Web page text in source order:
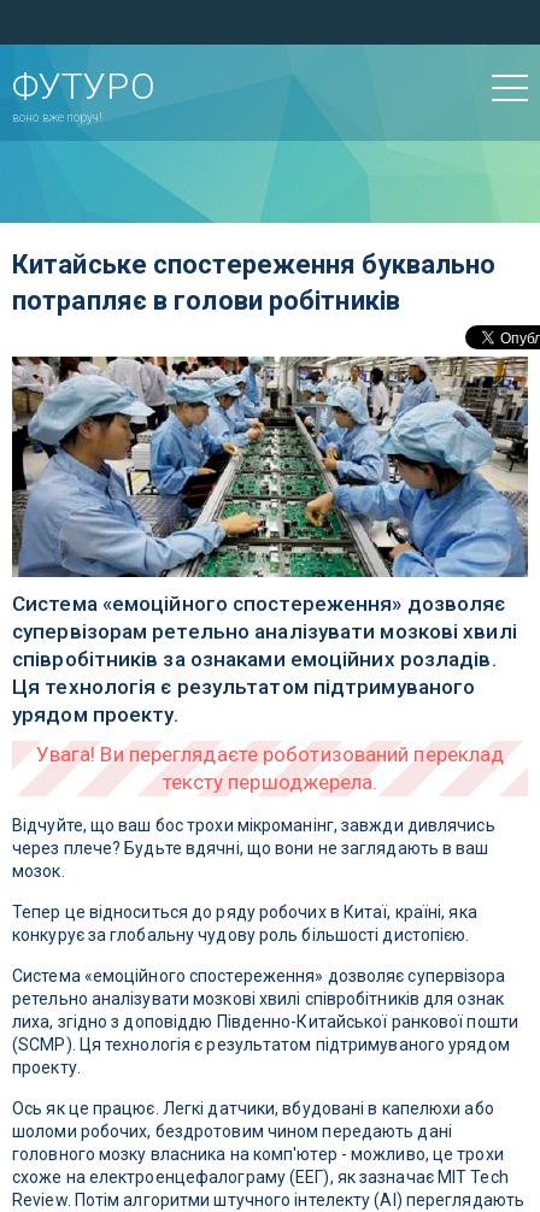
ФУТУРО
воно вже поруч!
Китайське спостереження буквально
потрапляє в голови робітників
Система «емоційного спостереження» дозволяє
супервізорам ретельно аналізувати мозкові хвилі
співробітників за ознаками емоційних розладів.
Ця технологія є результатом підтримуваного
урядом проекту.
Відчуйте, що ваш бос трохи мікроманінг, завжди дивлячись
через плече? Будьте вдячні, що вони не заглядають в ваш
мозок.
Тепер це відноситься до ряду робочих в Китаї, країні, яка
конкурує за глобальну чудову роль більшості дистопією.
Система «емоційного спостереження» дозволяє супервізора
ретельно аналізувати мозкові хвилі співробітників для ознак
лиха, згідно з доповіддю Південно-Китайської ранкової пошти
(SCMP). Ця технологія є результатом підтримуваного урядом
проекту.
Ось як це працює. Легкі датчики, вбудовані в капелюхи або
шоломи робочих, бездротовим чином передають дані
головного мозку власника на комп'ютер - можливо, це трохи
схоже на електроенцефалограму (ЕЕГ), як зазначає MIT Tech
Review. Потім алгоритми штучного інтелекту (AI) переглядають